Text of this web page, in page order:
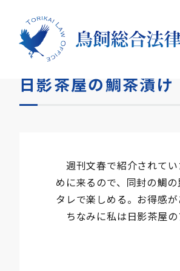
HOME
日影茶屋の鯛茶漬け
週刊文春で紹介されて
めに来るので、同封の鯛
タレで楽しめる。お得感が
ちなみに私は日影茶屋の